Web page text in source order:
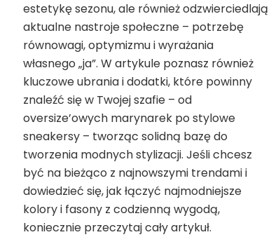
estetykę sezonu, ale również odzwierciedlają
aktualne nastroje społeczne – potrzebę
równowagi, optymizmu i wyrażania
własnego „ja”. W artykule poznasz również
kluczowe ubrania i dodatki, które powinny
znaleźć się w Twojej szafie – od
oversize’owych marynarek po stylowe
sneakersy – tworząc solidną bazę do
tworzenia modnych stylizacji. Jeśli chcesz
być na bieżąco z najnowszymi trendami i
dowiedzieć się, jak łączyć najmodniejsze
kolory i fasony z codzienną wygodą,
koniecznie przeczytaj cały artykuł.